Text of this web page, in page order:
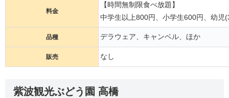
料金
【時間無制限食べ放題】
中学生以上800円、小学生600円、幼児
品種 デラウェア、キャンベル、ほか
販売 なし
紫波観光ぶどう園 高橋